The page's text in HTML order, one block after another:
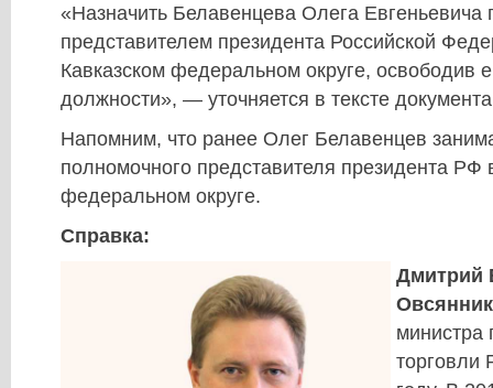
«Назначить Белавенцева Олега
представителем президента Российской
Кавказском федеральном округе, освободив
должности», — уточняется в тексте
Напомним, что ранее Олег Белавенцев
полномочного представителя президента РФ
федеральном округе.
Справка:
Дмитрий
министра
торговли